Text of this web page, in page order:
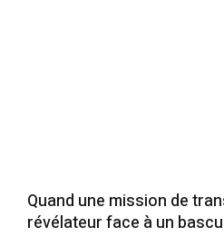
Quand une mission de
révélateur face à un